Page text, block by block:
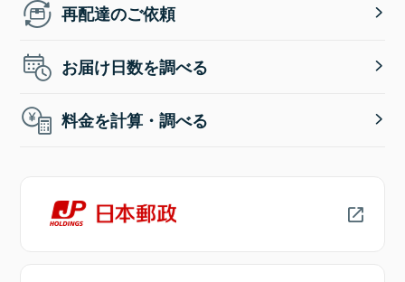
再配達のご依頼
お届け日数を調べる
料金を計算・調べる